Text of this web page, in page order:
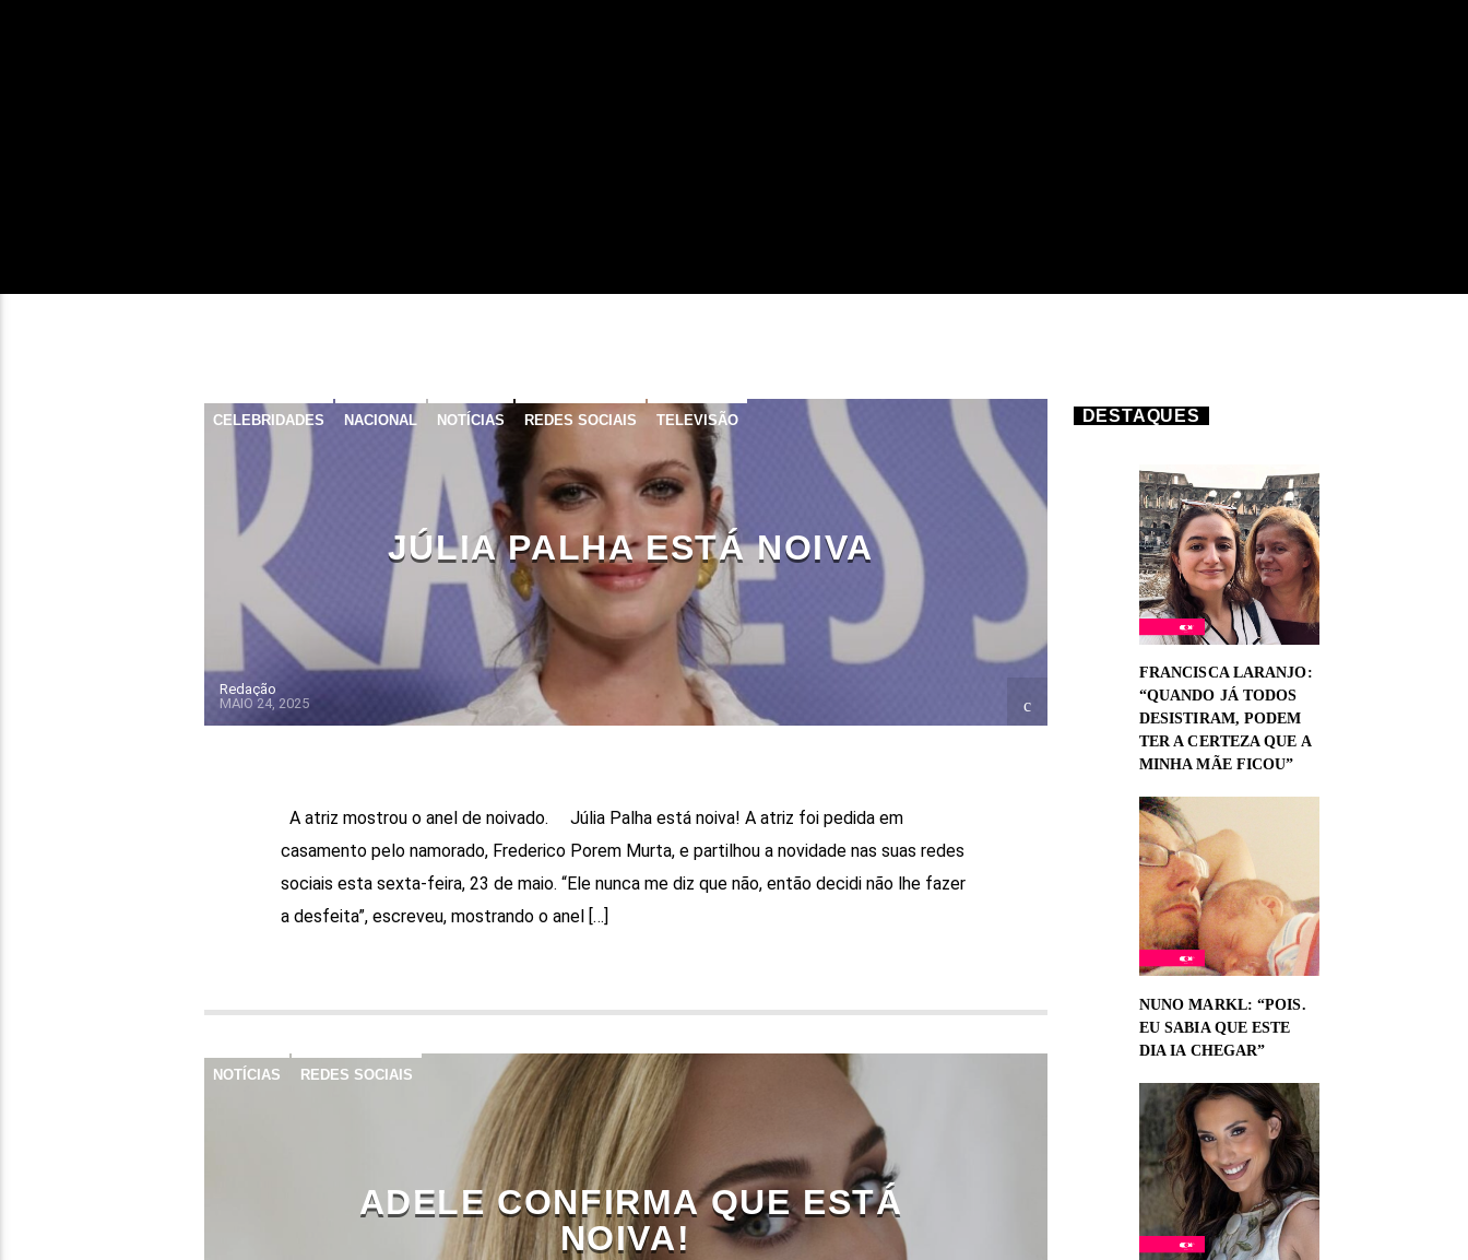
CELEBRIDADES NACIONAL NOTÍCIAS REDES SOCIAIS TELEVISÃO
JÚLIA PALHA ESTÁ NOIVA
Redação
MAIO 24, 2025
A atriz mostrou o anel de noivado. Júlia Palha está noiva! A atriz foi pedida em
casamento pelo namorado, Frederico Porem Murta, e partilhou a novidade nas suas redes
sociais esta sexta-feira, 23 de maio. “Ele nunca me diz que não, então decidi não lhe fazer
a desfeita”, escreveu, mostrando o anel […]
NOTÍCIAS REDES SOCIAIS
ADELE CONFIRMA QUE ESTÁ
NOIVA!
DESTAQUES
FRANCISCA LARANJO:
“QUANDO JÁ TODOS
DESISTIRAM, PODEM
TER A CERTEZA QUE A
MINHA MÃE FICOU”
NUNO MARKL: “POIS.
EU SABIA QUE ESTE
DIA IA CHEGAR”